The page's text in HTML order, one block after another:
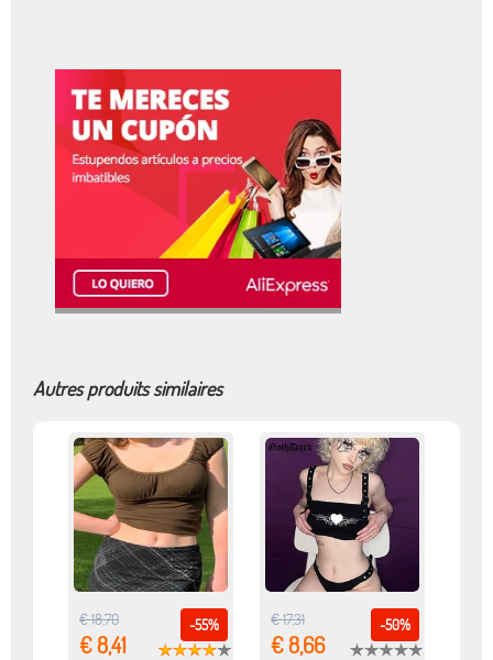
Autres produits similaires
-55%
€ 18,70
€ 8,41
-50%
€ 17,31
€ 8,66